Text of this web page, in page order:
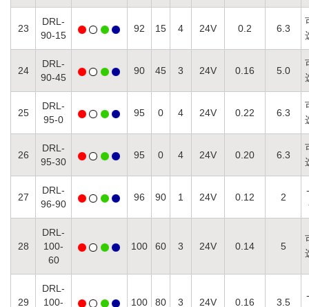
23
DRL-
90-15
92 15 4 24V 0.2 6.3
24
DRL-
90-45
90 45 3 24V 0.16 5.0
25
DRL-
95-0
95 0 4 24V 0.22 6.3
26
DRL-
95-30
95 0 4 24V 0.20 6.3
27
DRL-
96-90
96 90 1 24V 0.12 2
28
DRL-
100-
60
100 60 3 24V 0.14 5
29
DRL-
100-
100 80 3 24V 0.16 3.5